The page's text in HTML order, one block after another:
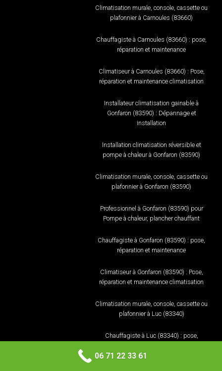
Climatisation murale, console, cassette ou
plafonnier à Carnoules (83660)
Chauffagiste à Carnoules (83660) : pose,
réparation et maintenance
Climatiseur à Carnoules (83660) : Pose,
réparation et maintenance climatisation
Installateur climatisation gainable à
Gonfaron (83590) : Dépannage et
installation
Installation climatisation réversible et
pompe à chaleur à Gonfaron (83590)
Climatisation murale, console, cassette ou
plafonnier à Gonfaron (83590)
Professionnel à Gonfaron (83590) pour
Pompe à chaleur, plancher chauffant
Chauffagiste à Gonfaron (83590) : pose,
réparation et maintenance
Climatiseur à Gonfaron (83590) : Pose,
réparation et maintenance climatisation
Climatisation murale, console, cassette ou
plafonnier à Luc (83340)
Chauffagiste à Luc (83340) : pose,
06 71 22 33 61